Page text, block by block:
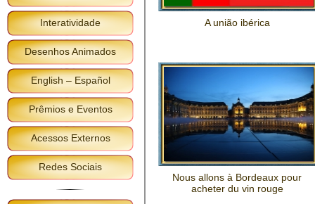
Interatividade
Desenhos Animados
English – Español
Prêmios e Eventos
Acessos Externos
Redes Sociais
A união ibérica
Nous allons à Bordeaux pour
acheter du vin rouge